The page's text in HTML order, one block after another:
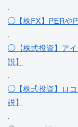
.
◯【株FX】PERや
.
◯【株式投資】ア
説】
.
◯【株式投資】ロ
説】
.